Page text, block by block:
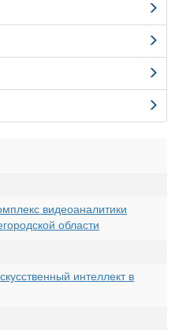
видеоаналитики
области
интеллект в